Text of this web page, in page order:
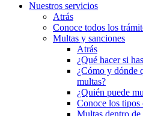
Nuestros servicios
Atrás
Conoce todos los
Multas y sanciones
Atrás
¿Qué hacer si
¿Cómo y dónde
multas?
¿Quién puede
Conoce los tipos